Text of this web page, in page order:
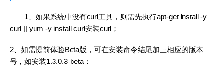
1、如果系统中没有curl工具，则需先执行apt-get install -y
curl || yum -y install curl安装curl；
2、如需提前体验Beta版，可在安装命令结尾加上相应的版本
号，如安装1.3.0.3-beta：